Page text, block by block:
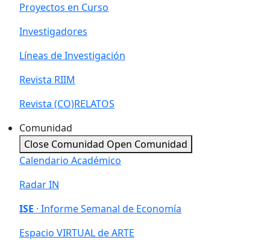
Proyectos en Curso
Investigadores
Líneas de Investigación
Revista RIIM
Revista (CO)RELATOS
Comunidad
Close Comunidad Open Comunidad
Calendario Académico
Radar IN
ISE · Informe Semanal de Economía
Espacio VIRTUAL de ARTE